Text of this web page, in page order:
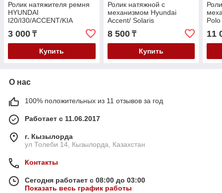
Ролик натяжителя ремня
HYUNDAI
I20/I30/ACCENT/KIA
SOUL/VELOSTER
2006-/KIA RIO 2011- 1.4-
1.6
3 000 ₸
Купить
Ролик натяжной с
механизмом Hyundai
Accent/ Solaris
2011-/Elantra 11-Kia Rio
2011- / v-1.4-1.6
8 500₸
Купить
11
О нас
100% положительных из 11 отзывов за год
Работает с 11.06.2017
г. Кызылорда
ул Толеби 14, Кызылорда, Казахстан
Контакты
Сегодня работает с 08:00 до 03:00
Показать весь график работы